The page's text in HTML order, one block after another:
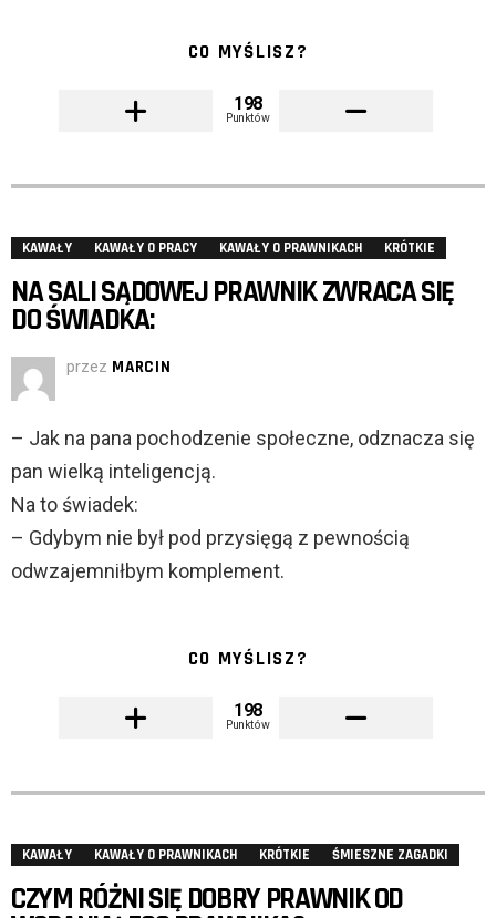
CO MYŚLISZ?
198
Punktów
KAWAŁY KAWAŁY O PRACY KAWAŁY O PRAWNIKACH KRÓTKIE
NA SALI SĄDOWEJ PRAWNIK ZWRACA SIĘ
DO ŚWIADKA:
przez MARCIN
– Jak na pana pochodzenie społeczne, odznacza się
pan wielką inteligencją.
Na to świadek:
– Gdybym nie był pod przysięgą z pewnością
odwzajemniłbym komplement.
CO MYŚLISZ?
198
Punktów
KAWAŁY KAWAŁY O PRAWNIKACH KRÓTKIE ŚMIESZNE ZAGADKI
CZYM RÓŻNI SIĘ DOBRY PRAWNIK OD